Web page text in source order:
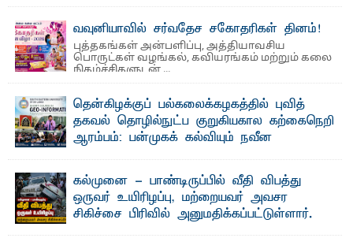
வவுனியாவில் சர்வதேச சகோதரிகள் தினம்!
புத்தகங்கள் அன்பளிப்பு, அத்தியாவசிய
பொருட்கள் வழங்கல், கவியரங்கம் மற்றும் கலை
நிகழ்ச்சிகளுடன் ...
தென்கிழக்குப் பல்கலைக்கழகத்தில் புவித்
தகவல் தொழில்நுட்ப குறுகியகால கற்கைநெறி
ஆரம்பம்: பன்முகக் கல்வியும் நவீன
பேராசிரியர் எம். எம். பாஸில்
தெ ன்கிழக்குப் பல்கலைக்கழகத்தின் கலை மற்றும் கலாசார
பீடத்தின் புவியியல் துறையினால் ...
கல்முனை - பாண்டிருப்பில் வீதி விபத்து
ஒருவர் உயிரிழப்பு, மற்றையவர் அவசர
சிகிச்சை பிரிவில் அனுமதிக்கப்பட்டுள்ளார்.